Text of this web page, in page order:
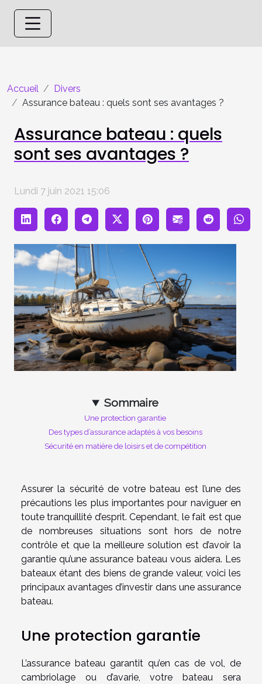
Accueil
Divers
Assurance bateau : quels sont ses avantages ?
Assurance bateau : quels
sont ses avantages ?
Lundi 7 juin 2021 15:06
Sommaire
Une protection garantie
Des types d’assurance adaptés à vos besoins
Sécurité en matière de loisirs et de compétition
Assurer la sécurité de votre bateau est l’une des
précautions les plus importantes pour naviguer en
toute tranquillité d’esprit. Cependant, le fait est que
de nombreuses situations sont hors de notre
contrôle et que la meilleure solution est d’avoir la
garantie qu’une assurance bateau vous aidera. Les
bateaux étant des biens de grande valeur, voici les
principaux avantages d’investir dans une assurance
bateau.
Une protection garantie
L’assurance bateau garantit qu’en cas de vol, de
cambriolage ou d’avarie, votre bateau sera